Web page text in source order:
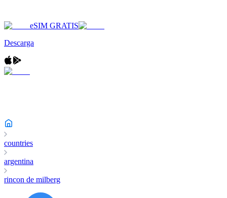
eSIM GRATIS
Descarga
countries
argentina
rincon de milberg